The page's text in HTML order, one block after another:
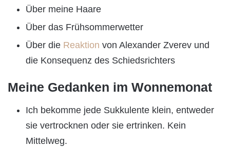
Über meine Haare
Über das Frühsommerwetter
Über die Reaktion von Alexander Zverev und
die Konsequenz des Schiedsrichters
Meine Gedanken im Wonnemonat
Ich bekomme jede Sukkulente klein, entweder
sie vertrocknen oder sie ertrinken. Kein
Mittelweg.